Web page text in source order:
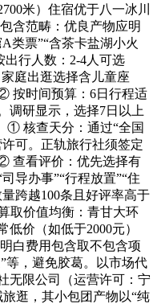
米）住宿优于八一冰川
含范畴：优良产物应明
类票”“含茶卡盐湖小火
行人数：2-4人可选
庭出逛选择含儿童座
按时间预算：6日行程适
调研显示，选择7日以上
① 核查天分：通过“全国
可。正轨旅行社须签定
查看评价：优先选择有
导办事”“行程放置”“住
跨越100条且好评率高于
取价值均衡：青甘大环
价（如低于2000元）
白费用包含取不包含项
等，避免胶葛。以市场代
无限公司（运营许可：宁
逛，其小包团产物以“纯